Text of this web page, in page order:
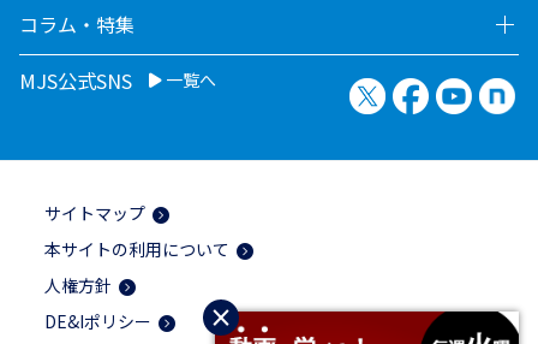
×
コラム・特集
MJS公式SNS
一覧へ X（旧Twitter）
Facebook
サイトマップ
本サイトの利用について
人権方針
DE&Iポリシー